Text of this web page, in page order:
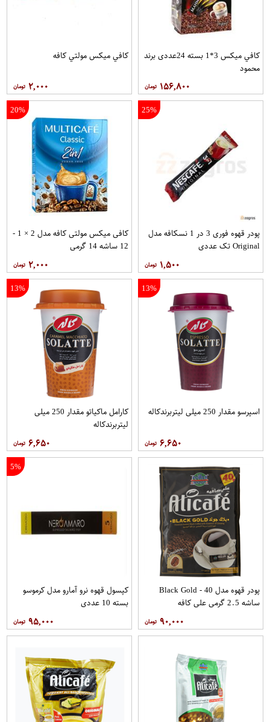
کافي ميکس 3*1 بسته 24عددی برند
محمود
۱۵۶,۸۰۰
کافي ميکس مولتي کافه
۲,۰۰۰
25%
پودر قهوه فوری 3 در 1 نسکافه مدل
Original تک عددی
۱,۵۰۰
20%
کافی میکس مولتی کافه مدل 2 × 1 -
12 ساشه 14 گرمی
۲,۰۰۰
13%
اسپرسو مقدار 250 میلی لیتربرندکاله
۶,۶۵۰
13%
کارامل ماکیاتو مقدار 250 میلی
لیتربرندکاله
۶,۶۵۰
پودر قهوه مدل Black Gold - 40
ساشه 2.5 گرمی علی کافه
۹۰,۰۰۰
5%
کپسول قهوه نرو آمارو مدل کرموسو
بسته 10 عددی
۹۵,۰۰۰